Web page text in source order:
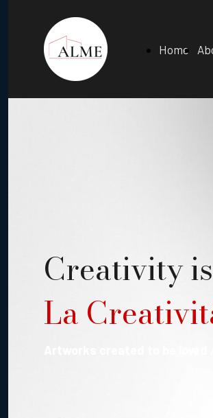
Home
Creativity
La
Artworks created to be